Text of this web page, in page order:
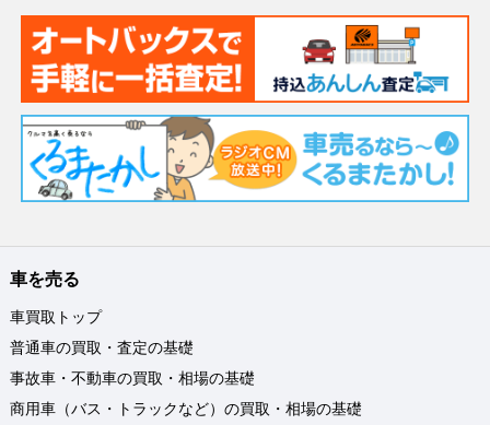
車を売る
車買取トップ
普通車の買取・査定の基礎
事故車・不動車の買取・相場の基礎
商用車（バス・トラックなど）の買取・相場の基礎